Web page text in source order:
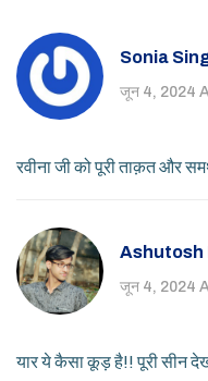
Sonia
जून 4, 2024
रवीना जी को पूरी ताक़त और
Ashutosh
जून 4, 2024
यार ये कैसा कूड़ है!! पूरी सीन